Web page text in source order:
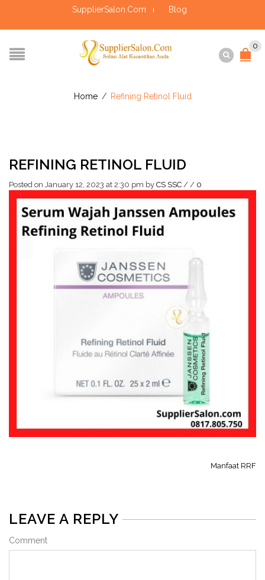
SupplierSalon.Com Blog
0
Home / Refining Retinol Fluid
REFINING RETINOL FLUID
Posted on January 12, 2023 at 2:30 pm by CS SSC / / 0
Manfaat RRF
LEAVE A REPLY
Comment